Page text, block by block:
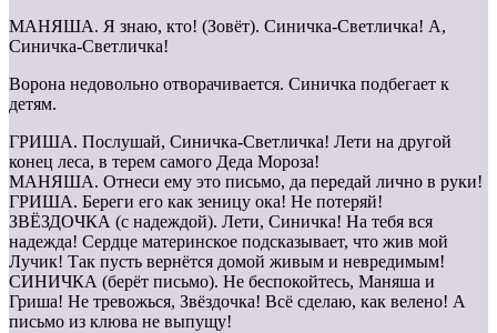
МАНЯША. Я знаю, кто! (Зовёт). Синичка-Светличка! А,
Синичка-Светличка!
Ворона недовольно отворачивается. Синичка подбегает к
детям.
ГРИША. Послушай, Синичка-Светличка! Лети на другой
конец леса, в терем самого Деда Мороза!
МАНЯША. Отнеси ему это письмо, да передай лично в руки!
ГРИША. Береги его как зеницу ока! Не потеряй!
ЗВЁЗДОЧКА (с надеждой). Лети, Синичка! На тебя вся
надежда! Сердце материнское подсказывает, что жив мой
Лучик! Так пусть вернётся домой живым и невредимым!
СИНИЧКА (берёт письмо). Не беспокойтесь, Маняша и
Гриша! Не тревожься, Звёздочка! Всё сделаю, как велено! А
письмо из клюва не выпущу!